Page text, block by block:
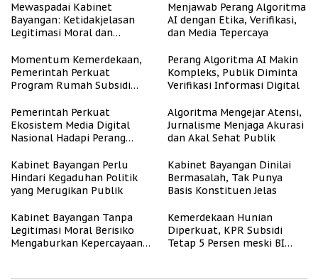
Mewaspadai Kabinet
Bayangan: Ketidakjelasan
Legitimasi Moral dan
Menjawab Perang Algoritma
AI dengan Etika, Verifikasi,
dan Media Tepercaya
Momentum Kemerdekaan,
Pemerintah Perkuat
Program Rumah Subsidi
Berpenghasilan Rendah
Perang Algoritma AI Makin
Kompleks, Publik Diminta
Verifikasi Informasi Digital
Pemerintah Perkuat
Ekosistem Media Digital
Nasional Hadapi Perang
Algoritma Mengejar Atensi,
Jurnalisme Menjaga Akurasi
dan Akal Sehat Publik
Kabinet Bayangan Perlu
Hindari Kegaduhan Politik
yang Merugikan Publik
Kabinet Bayangan Dinilai
Bermasalah, Tak Punya
Basis Konstituen Jelas
Kabinet Bayangan Tanpa
Legitimasi Moral Berisiko
Mengaburkan Kepercayaan
Kemerdekaan Hunian
Diperkuat, KPR Subsidi
Tetap 5 Persen meski BI